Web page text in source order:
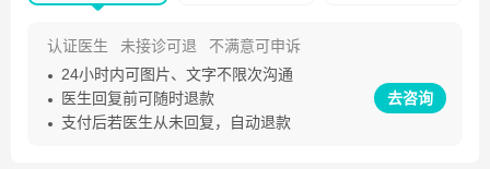
认证医生 未接诊可退
不满意可申诉
24小时内可图片、文字不限次沟通
医生回复前可随时退款
支付后若医生从未回复，自动退款
去咨询